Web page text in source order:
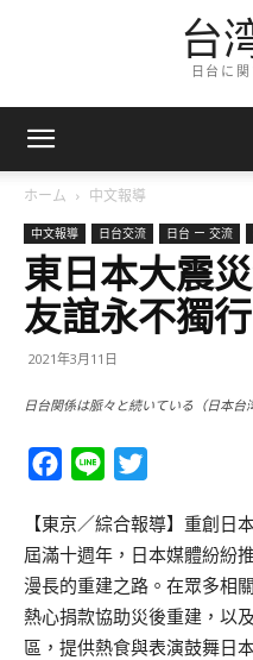
台
日台に
ホーム 中文報導
中文報導 日台交流 日台 ー 交流
東日本大震
友誼永不獨行
2021年3月11日
日台関係は脈々と続いている（日本台
Facebook
Line
【東京／綜合報導】重創日
屆滿十週年，日本媒體紛紛
漫長的重建之路。在眾多相
熱心捐款協助災後重建，以
區，提供熱食與表演鼓舞日